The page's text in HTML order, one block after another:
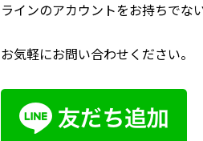
ラインのアカウントをお持ちでな
お気軽にお問い合わせください。